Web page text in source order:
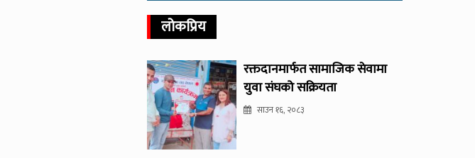
लोकप्रिय
रक्तदानमार्फत सामाजिक सेवामा
युवा संघको सक्रियता
साउन १६, २०८३